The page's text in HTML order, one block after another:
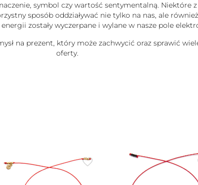
symbol czy wartość sentymentalną. Niektóre
sposób oddziaływać nie tylko na nas, ale
zostały wyczerpane i wylane w nasze pole
na prezent, który może zachwycić oraz sprawić
oferty.